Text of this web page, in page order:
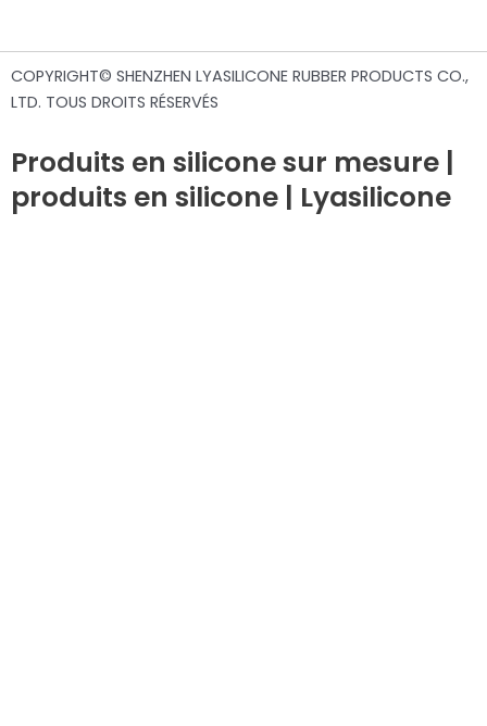
COPYRIGHT© SHENZHEN LYASILICONE RUBBER PRODUCTS CO.,
LTD. TOUS DROITS RÉSERVÉS
Produits en silicone sur mesure |
produits en silicone | Lyasilicone